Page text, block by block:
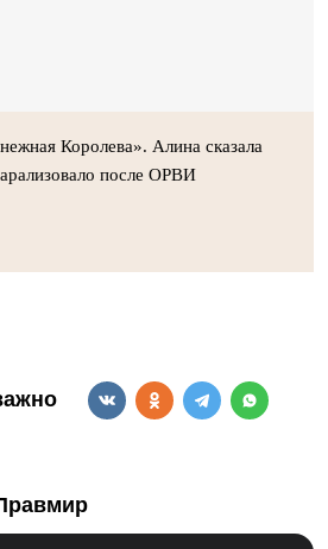
Королева». Алина сказала
после ОРВИ